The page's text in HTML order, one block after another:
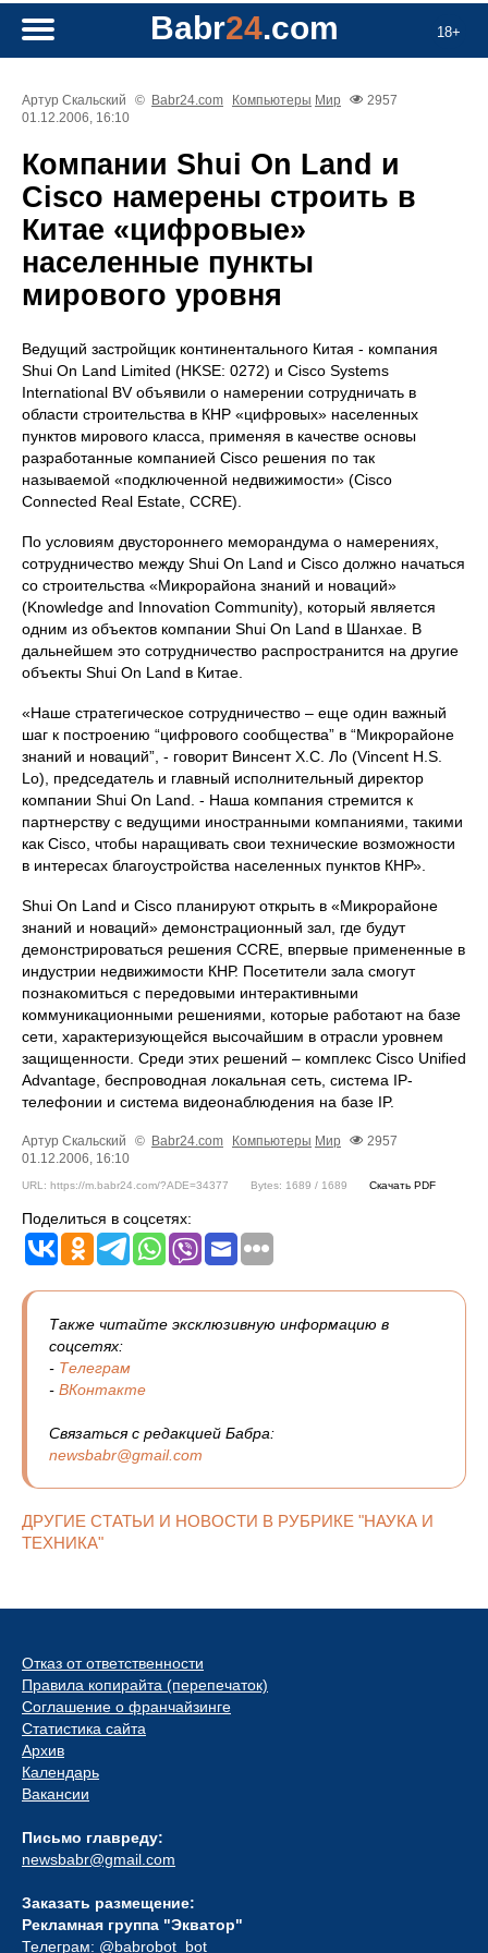
18+
Babr24.com
Артур Скальский © Babr24.com Компьютеры Мир
2957
01.12.2006, 16:10
Компании Shui On Land и
Cisco намерены строить в
Китае «цифровые»
населенные пункты
мирового уровня
Ведущий застройщик континентального Китая - компания
Shui On Land Limited (HKSE: 0272) и Cisco Systems
International BV объявили о намерении сотрудничать в
области строительства в КНР «цифровых» населенных
пунктов мирового класса, применяя в качестве основы
разработанные компанией Cisco решения по так
называемой «подключенной недвижимости» (Cisco
Connected Real Estate, CCRE).
По условиям двустороннего меморандума о намерениях,
сотрудничество между Shui On Land и Cisco должно начаться
со строительства «Микрорайона знаний и новаций»
(Knowledge and Innovation Community), который является
одним из объектов компании Shui On Land в Шанхае. В
дальнейшем это сотрудничество распространится на другие
объекты Shui On Land в Китае.
«Наше стратегическое сотрудничество – еще один важный
шаг к построению “цифрового сообщества” в “Микрорайоне
знаний и новаций”, - говорит Винсент Х.С. Ло (Vincent H.S.
Lo), председатель и главный исполнительный директор
компании Shui On Land. - Наша компания стремится к
партнерству с ведущими иностранными компаниями, такими
как Cisco, чтобы наращивать свои технические возможности
в интересах благоустройства населенных пунктов КНР».
Shui On Land и Cisco планируют открыть в «Микрорайоне
знаний и новаций» демонстрационный зал, где будут
демонстрироваться решения CCRE, впервые примененные в
индустрии недвижимости КНР. Посетители зала смогут
познакомиться с передовыми интерактивными
коммуникационными решениями, которые работают на базе
сети, характеризующейся высочайшим в отрасли уровнем
защищенности. Среди этих решений – комплекс Cisco Unified
Advantage, беспроводная локальная сеть, система IP-
телефонии и система видеонаблюдения на базе IP.
Артур Скальский © Babr24.com Компьютеры Мир
2957
01.12.2006, 16:10
URL: https://m.babr24.com/?ADE=34377 Bytes: 1689 / 1689 Скачать PDF
Поделиться в соцсетях:
Также читайте эксклюзивную информацию в
соцсетях:
- Телеграм
- ВКонтакте
Связаться с редакцией Бабра:
newsbabr@gmail.com
ДРУГИЕ СТАТЬИ И НОВОСТИ В РУБРИКЕ "НАУКА И
ТЕХНИКА"
Отказ от ответственности
Правила копирайта (перепечаток)
Соглашение о франчайзинге
Статистика сайта
Архив
Календарь
Вакансии
Письмо главреду:
newsbabr@gmail.com
Заказать размещение:
Рекламная группа "Экватор"
Телеграм: @babrobot_bot